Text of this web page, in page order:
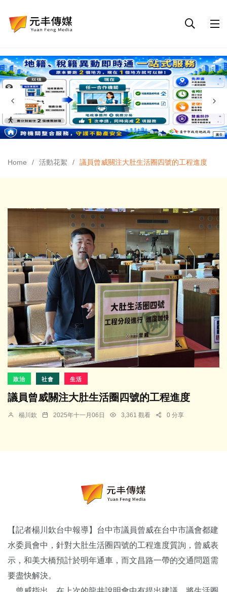
Home 活動花絮 議員曾威關注大肚生活圈四號的工程進度
政治 社會 生活
議員曾威關注大肚生活圈四號的工程進度
楊川欽 2025年十一月06日 3,361 觀看 0 分享
【記者楊川欽台中報導】台中市議員曾威在台中市議會都建
水委員會中，針對大肚生活圈四號的工程進度質詢，曾威表
示，和美大橋預計於明年通車，而文昌路一帶的交通問題需
要盡快解決。